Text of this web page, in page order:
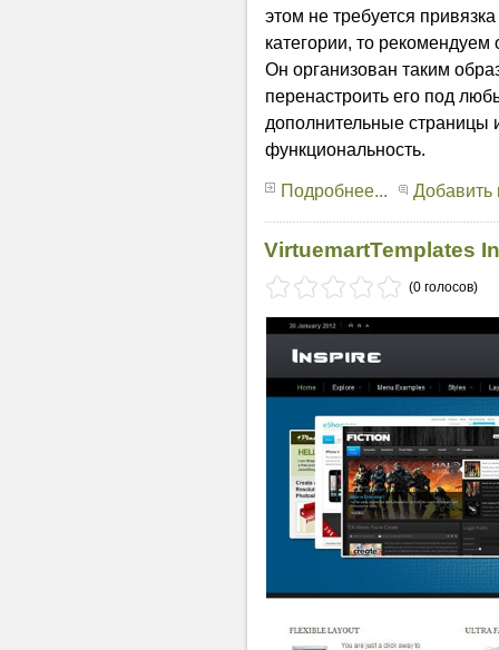
этом не требуется
категории, то
Он организован таким
перенастроить его под
дополнительные страницы
функциональность.
Подробнее... Добавить
VirtuemartTemplates
(0 голосов)